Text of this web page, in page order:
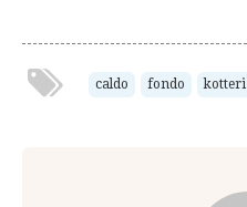
caldo fondo kotteri